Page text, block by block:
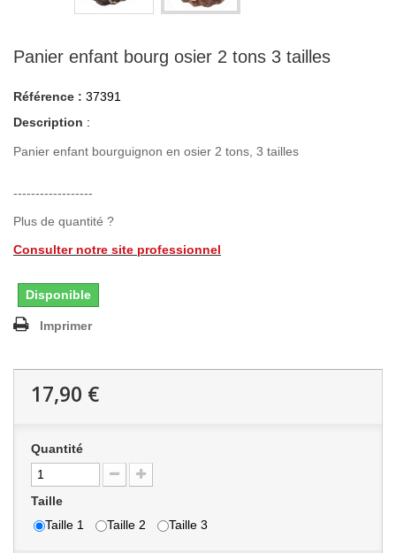
Panier enfant bourg osier 2 tons 3 tailles
Référence : 37391
Description :
Panier enfant bourguignon en osier 2 tons, 3 tailles
------------------
Plus de quantité ?
Consulter notre site professionnel
Disponible
Imprimer
17,90 €
Quantité
Taille
Taille 1
Taille 2 Taille 3